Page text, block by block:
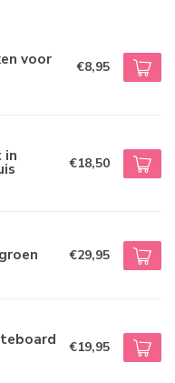
voor €8,95
in €18,50
€29,95
€19,95